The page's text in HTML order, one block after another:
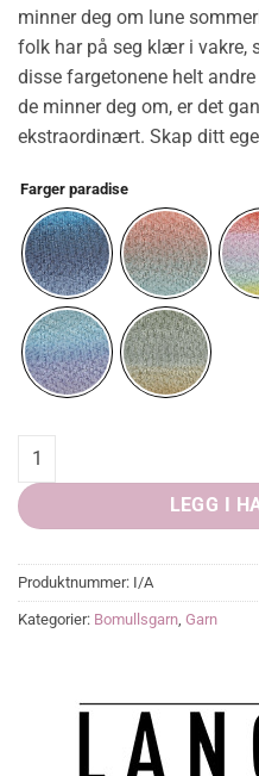
minner deg om lune
folk har på seg klær i vakre,
disse fargetonene helt
de minner deg om, er det
ekstraordinært. Skap ditt
Farger paradise
Paradise, Lang yarn quantity
LEGG I
Produktnummer: I/A
Kategorier: Bomullsgarn Garn